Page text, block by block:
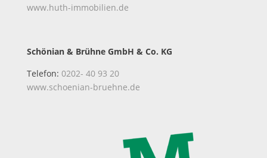
www.huth-immobilien.de
Schönian & Brühne GmbH & Co. KG
Telefon: 0202- 40 93 20
www.schoenian-bruehne.de